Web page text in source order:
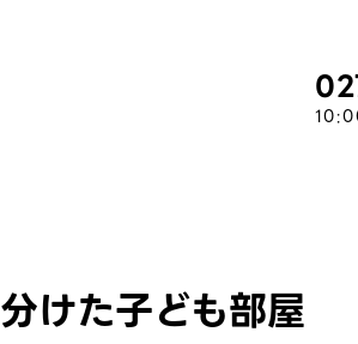
けた子ども部屋